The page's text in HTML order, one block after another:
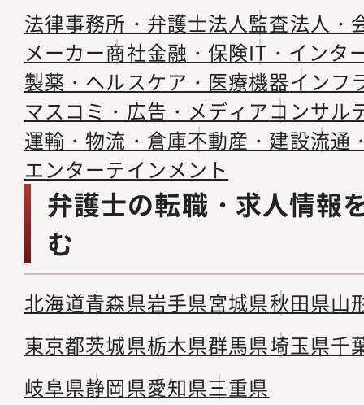
法律事務所・弁護士法人監査法人・
メーカー商社金融・保険IT・インタ
製薬・ヘルスケア・医療機器インフ
マスコミ・広告・メディアコンサル
運輸・物流・倉庫不動産・建設流通
エンターテインメント
弁護士の転職・求人情報
む
北海道青森県岩手県宮城県秋田県山
東京都茨城県栃木県群馬県埼玉県千
岐阜県静岡県愛知県三重県